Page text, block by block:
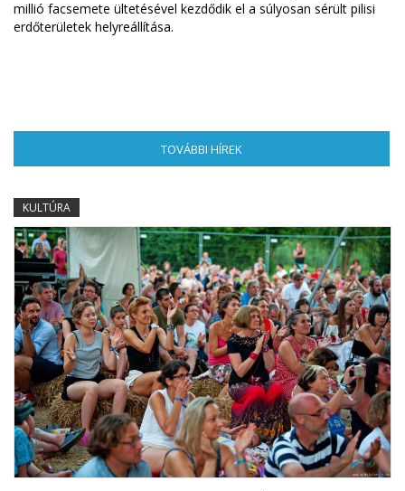
millió facsemete ültetésével kezdődik el a súlyosan sérült pilisi
erdőterületek helyreállítása.
TOVÁBBI HÍREK
KULTÚRA